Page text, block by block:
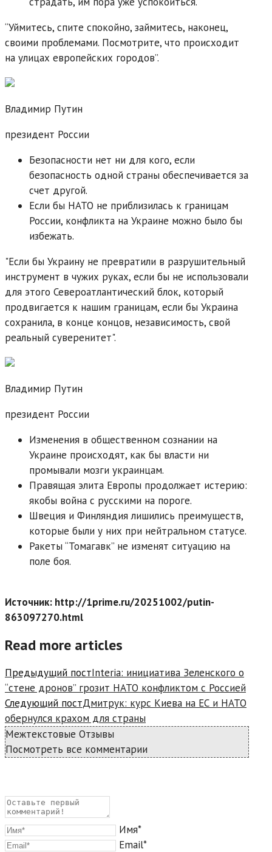
“Уймитесь, спите спокойно, займитесь, наконец,
своими проблемами. Посмотрите, что происходит
на улицах европейских городов”.
Владимир Путин
президент России
Безопасности нет ни для кого, если
безопасность одной страны обеспечивается за
счет другой.
Если бы НАТО не приблизилась к границам
России, конфликта на Украине можно было бы
избежать.
"Если бы Украину не превратили в разрушительный
инструмент в чужих руках, если бы не использовали
для этого Североатлантический блок, который
продвигается к нашим границам, если бы Украина
сохранила, в конце концов, независимость, свой
реальный суверенитет".
Владимир Путин
президент России
Изменения в общественном сознании на
Украине происходят, как бы власти ни
промывали мозги украинцам.
Правящая элита Европы продолжает истерию:
якобы война с русскими на пороге.
Швеция и Финляндия лишились преимуществ,
которые были у них при нейтральном статусе.
Ракеты “Томагавк” не изменят ситуацию на
поле боя.
Источник: http://1prime.ru/20251002/putin-
863097270.html
Read more articles
Предыдущий постInteria: инициатива Зеленского о
“стене дронов” грозит НАТО конфликтом с Россией
Следующий постДмитрук: курс Киева на ЕС и НАТО
обернулся крахом для страны
Межтекстовые Отзывы
Посмотреть все комментарии
Имя*
Email*